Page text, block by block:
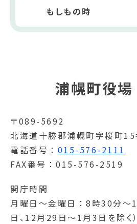
もしもの時
浦幌町役場
〒089-5692
北海道十勝郡浦幌町字桜町15
電話番号
015-576-2111
FAX番号
015-576-2519
開庁時間
月曜日～金曜日
8時30分～
日、12月29日～1月3日を除く）